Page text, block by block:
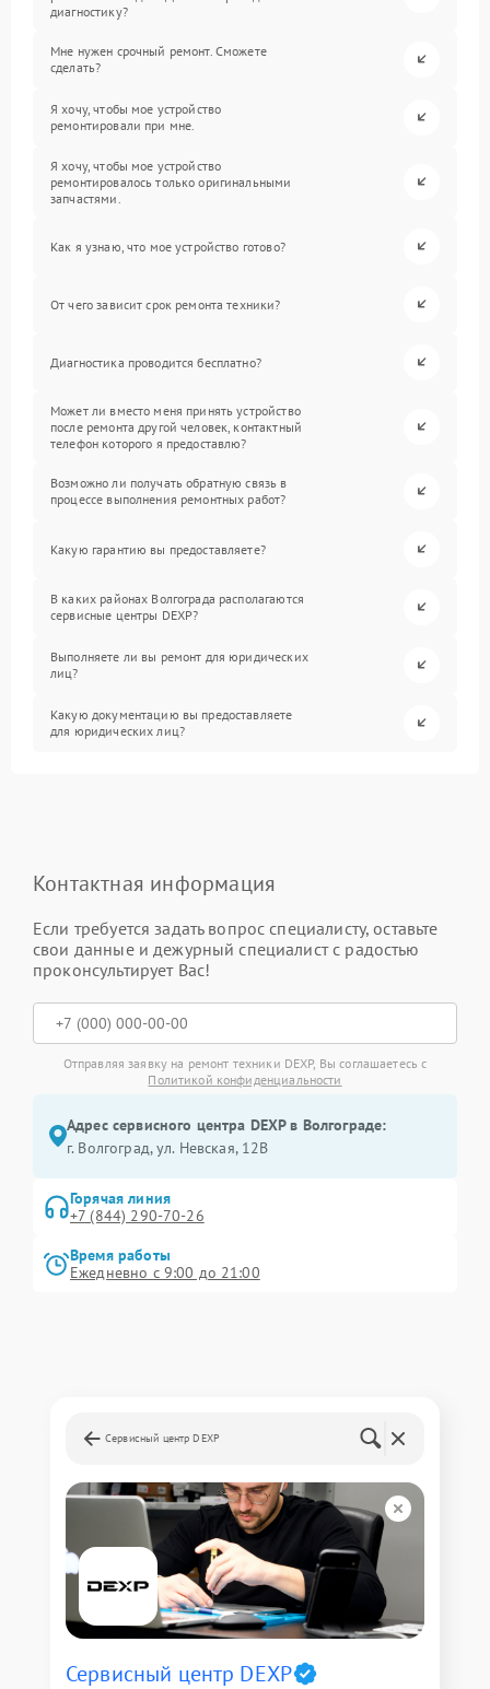
диагностику?
Мне нужен срочный ремонт. Сможете
сделать?
Я хочу, чтобы мое устройство
ремонтировали при мне.
Я хочу, чтобы мое устройство
ремонтировалось только оригинальными
запчастями.
Как я узнаю, что мое устройство готово?
От чего зависит срок ремонта техники?
Диагностика проводится бесплатно?
Может ли вместо меня принять устройство
после ремонта другой человек, контактный
телефон которого я предоставлю?
Возможно ли получать обратную связь в
процессе выполнения ремонтных работ?
Какую гарантию вы предоставляете?
В каких районах Волгограда располагаются
сервисные центры DEXP?
Выполняете ли вы ремонт для юридических
лиц?
Какую документацию вы предоставляете
для юридических лиц?
Контактная информация
Если требуется задать вопрос специалисту, оставьте
свои данные и дежурный специалист с радостью
проконсультирует Вас!
Отправляя заявку на ремонт техники DEXP, Вы соглашаетесь с
Политикой конфиденциальности
Адрес сервисного центра DEXP в Волгограде:
г. Волгоград, ул. Невская, 12В
Горячая линия
+7 (844) 290-70-26
Время работы
Ежедневно с 9:00 до 21:00
Сервисный центр DEXP
Сервисный центр DEXP